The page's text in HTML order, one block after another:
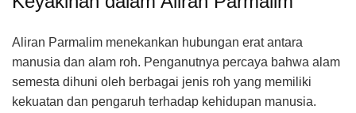
Aliran Parmalim menekankan hubungan erat antara
manusia dan alam roh. Penganutnya percaya bahwa alam
semesta dihuni oleh berbagai jenis roh yang memiliki
kekuatan dan pengaruh terhadap kehidupan manusia.